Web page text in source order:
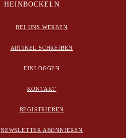
HEINBOCKELN
BEI UNS WERBEN
ARTIKEL SCHREIBEN
EINLOGGEN
KONTAKT
REGISTRIEREN
NEWSLETTER ABONNIEREN